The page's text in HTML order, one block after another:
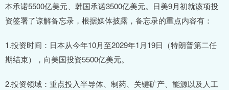
本承诺5500亿美元、韩国承诺3500亿美元。日美9月初就该项投
资签署了谅解备忘录，根据媒体披露，备忘录的重点内容有：
1.投资时间：日本从今年10月至2029年1月19日（特朗普第二任
期结束），向美国投资5500亿美元。
2.投资领域：重点投入半导体、制药、关键矿产、能源以及人工